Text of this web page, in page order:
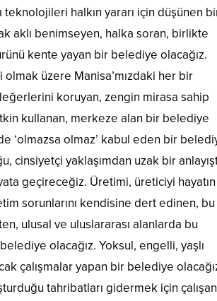
halkın yararı için düşünen
aklı benimseyen, halka soran, birlikte
kente yayan bir belediye olacağız.
üzere Manisa’mızdaki her bir
koruyan, zengin mirasa sahip
kullanan, merkeze alan bir belediye
‘olmazsa olmaz’ kabul eden bir
cinsiyetçi yaklaşımdan uzak bir
geçireceğiz. Üretimi, üreticiyi hayatın
sorunlarını kendisine dert edinen, bu
ulusal ve uluslararası alanlarda bu
olacağız. Yoksul, engelli, yaşlı
çalışmalar yapan bir belediye
tahribatları gidermek için